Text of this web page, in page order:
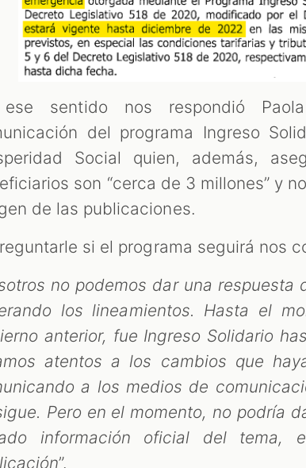
sentido nos respondió
del programa Ingreso
Social quien, además,
son “cerca de 3 millones” y
de las publicaciones.
si el programa seguirá nos
no podemos dar una respuesta
los lineamientos. Hasta el
anterior, fue Ingreso Solidario
atentos a los cambios que
a los medios de
Pero en el momento, no podría
información oficial del tema,
”.